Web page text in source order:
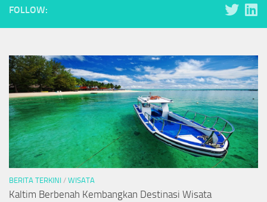
FOLLOW:
BERITA TERKINI / WISATA
Kaltim Berbenah Kembangkan Destinasi Wisata